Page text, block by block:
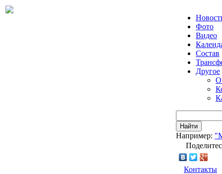
Фото
Видео
Состав
Другое
О
Найти
Например:
Контакты